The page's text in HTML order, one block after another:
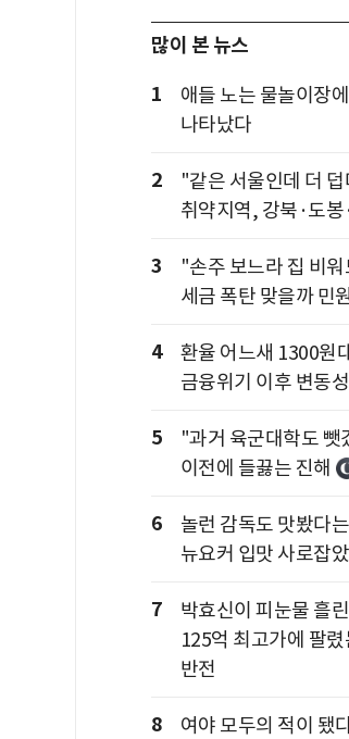
많이 본 뉴스
1
애들 노는 물놀이장
나타났다
2
"같은 서울인데 더
취약지역, 강북·도
3
"손주 보느라 집 비
세금 폭탄 맞을까 민
4
환율 어느새 1300원
금융위기 이후 변동
5
"과거 육군대학도 뺏
이전에 들끓는 진해
6
놀런 감독도 맛봤다
뉴요커 입맛 사로잡
7
박효신이 피눈물 흘
125억 최고가에 팔
반전
8
여야 모두의 적이 됐